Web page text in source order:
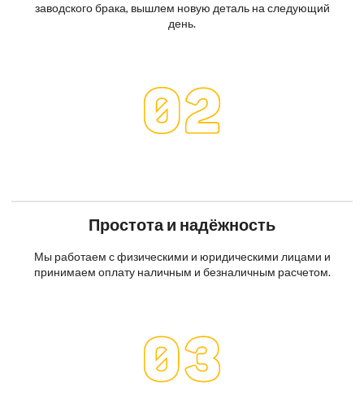
заводского брака, вышлем новую деталь на следующий
день.
Простота и надёжность
Мы работаем с физическими и юридическими лицами и
принимаем оплату наличным и безналичным расчетом.